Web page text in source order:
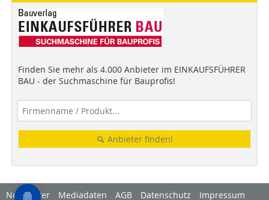
Finden Sie mehr als 4.000 Anbieter im EINKAUFSFÜHRER
BAU - der Suchmaschine für Bauprofis!
Anbieter finden!
Newsletter Mediadaten AGB Datenschutz Impressum